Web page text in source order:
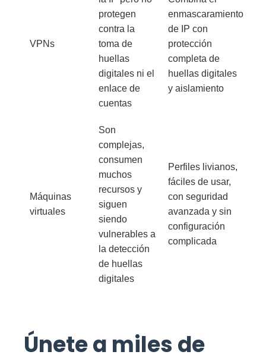
VPNs
protegen
contra la
toma de
huellas
digitales ni el
enlace de
cuentas
enmascaramiento
de IP con
protección
completa de
huellas digitales
y aislamiento
Máquinas
virtuales
Son
complejas,
consumen
muchos
recursos y
siguen
siendo
vulnerables a
la detección
de huellas
digitales
Perfiles livianos,
fáciles de usar,
con seguridad
avanzada y sin
configuración
complicada
Únete a miles de